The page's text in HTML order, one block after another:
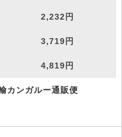
2,232円
3,719円
4,819円
カンガルー通販便